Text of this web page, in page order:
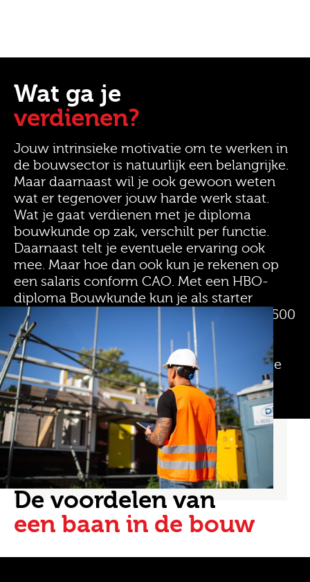
Wat ga je
verdienen?
Jouw intrinsieke motivatie om te werken in
de bouwsector is natuurlijk een belangrijke.
Maar daarnaast wil je ook gewoon weten
wat er tegenover jouw harde werk staat.
Wat je gaat verdienen met je diploma
bouwkunde op zak, verschilt per functie.
Daarnaast telt je eventuele ervaring ook
mee. Maar hoe dan ook kun je rekenen op
een salaris conform CAO. Met een HBO-
diploma Bouwkunde kun je als starter
rekenen op een salaris tussen 2.500 en 3.500
euro. Heb je Bouwkunde op MBO
gestudeerd, dan mag je als starter een
salaris verwachten tot 2.500 euro. Zodra je
ervaring hebt kun je al snel doorgroeien.
De voordelen van
een baan in de bouw